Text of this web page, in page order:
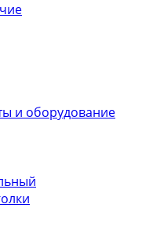
и оборудование